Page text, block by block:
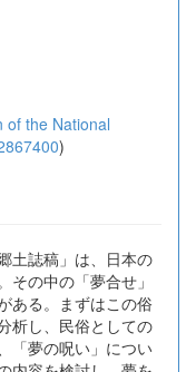
of the National
)
土誌稿」は、日本の
の中の「夢合せ」
ある。まずはこの俗
析し、民俗としての
「夢の呪い」につい